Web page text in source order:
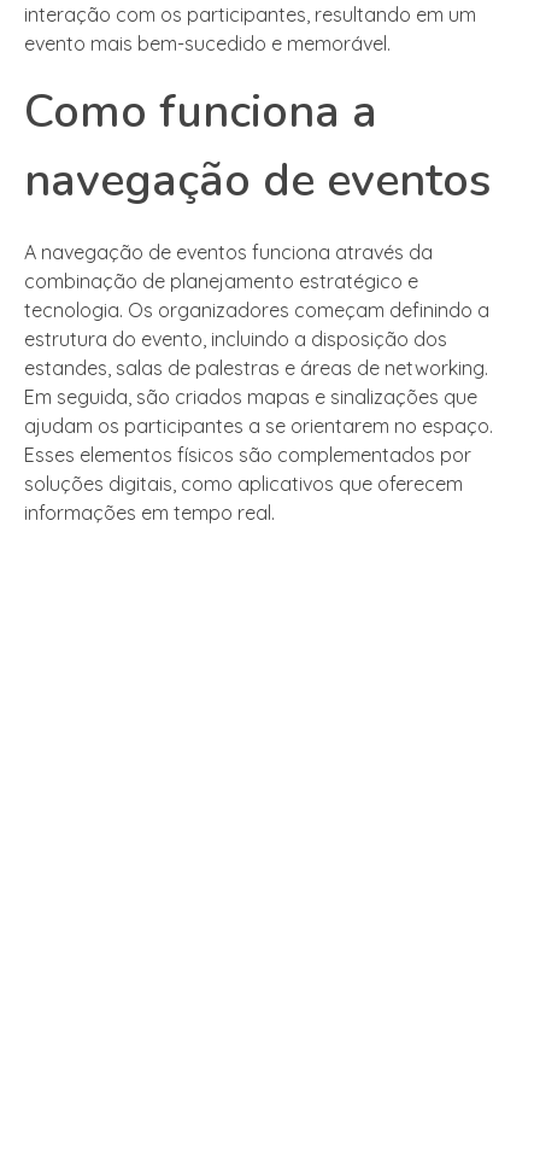
interação com os participantes, resultando em um
evento mais bem-sucedido e memorável.
Como funciona a
navegação de eventos
A navegação de eventos funciona através da
combinação de planejamento estratégico e
tecnologia. Os organizadores começam definindo a
estrutura do evento, incluindo a disposição dos
estandes, salas de palestras e áreas de networking.
Em seguida, são criados mapas e sinalizações que
ajudam os participantes a se orientarem no espaço.
Esses elementos físicos são complementados por
soluções digitais, como aplicativos que oferecem
informações em tempo real.